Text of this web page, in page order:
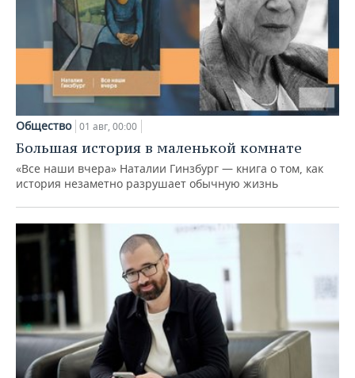
Общество 01 авг, 00:00
Большая история в маленькой комнате
«Все наши вчера» Наталии Гинзбург — книга о том, как
история незаметно разрушает обычную жизнь